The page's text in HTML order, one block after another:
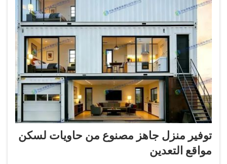
توفير منزل جاهز مصنوع من حاويات لسكن
مواقع التعدين